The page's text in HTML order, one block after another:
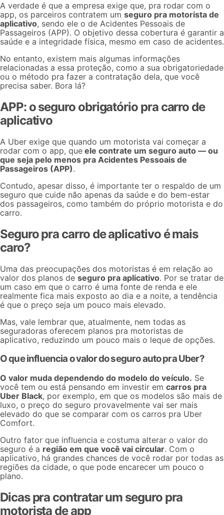
A verdade é que a empresa exige que, pra rodar com o
app, os parceiros contratem um seguro pra motorista de
aplicativo, sendo ele o de Acidentes Pessoais de
Passageiros (APP). O objetivo dessa cobertura é garantir a
saúde e a integridade física, mesmo em caso de acidentes.
No entanto, existem mais algumas informações
relacionadas a essa proteção, como a sua obrigatoriedade
ou o método pra fazer a contratação dela, que você
precisa saber. Bora lá?
APP: o seguro obrigatório pra carro de
aplicativo
A Uber exige que quando um motorista vai começar a
rodar com o app, que ele contrate um seguro auto — ou
que seja pelo menos pra Acidentes Pessoais de
Passageiros (APP).
Contudo, apesar disso, é importante ter o respaldo de um
seguro que cuide não apenas da saúde e do bem-estar
dos passageiros, como também do próprio motorista e do
carro.
Seguro pra carro de aplicativo é mais
caro?
Uma das preocupações dos motoristas é em relação ao
valor dos planos de seguro pra aplicativo. Por se tratar de
um caso em que o carro é uma fonte de renda e ele
realmente fica mais exposto ao dia e a noite, a tendência
é que o preço seja um pouco mais elevado.
Mas, vale lembrar que, atualmente, nem todas as
seguradoras oferecem planos pra motoristas de
aplicativo, reduzindo um pouco mais o leque de opções.
O que influencia o valor do seguro auto pra Uber?
O valor muda dependendo do modelo do veículo. Se
você tem ou está pensando em investir em carros pra
Uber Black, por exemplo, em que os modelos são mais de
luxo, o preço do seguro provavelmente vai ser mais
elevado do que se comparar com os carros pra Uber
Comfort.
Outro fator que influencia e costuma alterar o valor do
seguro é a região em que você vai circular. Com o
aplicativo, há grandes chances de você rodar por todas as
regiões da cidade, o que pode encarecer um pouco o
plano.
Dicas pra contratar um seguro pra
motorista de app